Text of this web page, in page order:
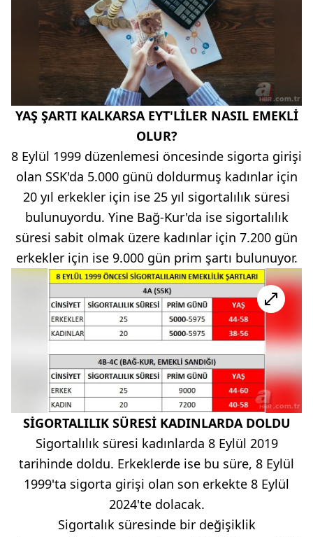
YAŞ ŞARTI KALKARSA EYT'LİLER NASIL EMEKLİ
OLUR?
8 Eylül 1999 düzenlemesi öncesinde sigorta girişi
olan SSK'da 5.000 günü doldurmuş kadınlar için
20 yıl erkekler için ise 25 yıl sigortalılık süresi
bulunuyordu. Yine Bağ-Kur'da ise sigortalılık
süresi sabit olmak üzere kadınlar için 7.200 gün
erkekler için ise 9.000 gün prim şartı bulunuyor.
SİGORTALILIK SÜRESİ KADINLARDA DOLDU
Sigortalılık süresi kadınlarda 8 Eylül 2019
tarihinde doldu. Erkeklerde ise bu süre, 8 Eylül
1999'ta sigorta girişi olan son erkekte 8 Eylül
2024'te dolacak.
Sigortalık süresinde bir değişiklik